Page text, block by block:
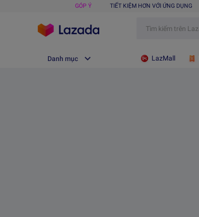
GÓP Ý TIẾT KIỆM HƠN VỚI ỨNG DỤNG
Danh mục LazMall